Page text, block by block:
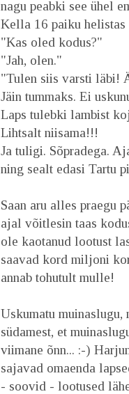
nagu peabki see ühel
Kella 16 paiku
"Kas oled kodus?"
"Jah, olen."
"Tulen siis varsti läbi!
Jäin tummaks. Ei
Laps tulebki lambist
Lihtsalt niisama!!!
Ja tuligi. Sõpradega.
ning sealt edasi Tartu
Saan aru alles praegu
ajal võitlesin taas
ole kaotanud lootust
saavad kord miljoni
annab tohutult mulle!
Uskumatu
südamest, et
viimane õnn... :-)
sajavad omaenda
- soovid - lootused